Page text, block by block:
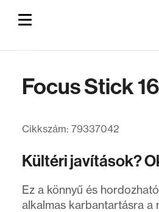
Focus Stick
Cikkszám: 79337042
Kültéri javítások?
Ez a könnyű és
alkalmas karbantartásra a